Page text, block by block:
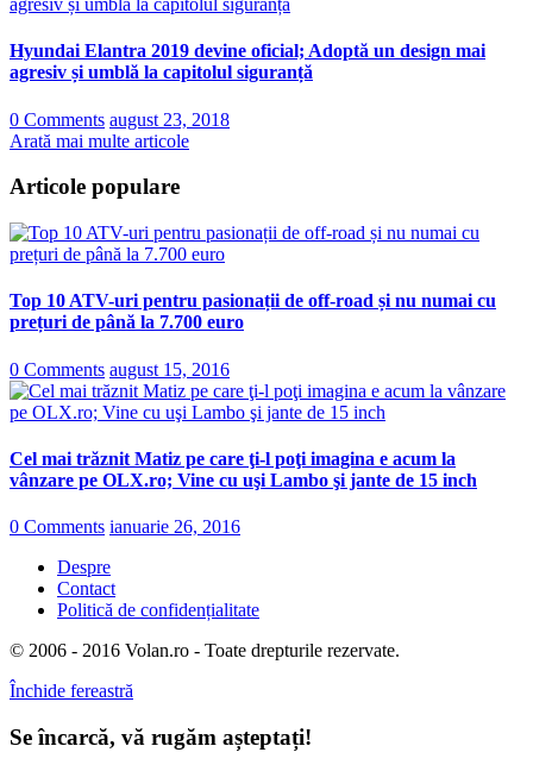
Hyundai Elantra 2019 devine oficial; Adoptă un design mai
agresiv și umblă la capitolul siguranță
0 Comments august 23, 2018
Arată mai multe articole
Articole populare
Top 10 ATV-uri pentru pasionații de off-road și nu numai cu
prețuri de până la 7.700 euro
0 Comments august 15, 2016
Cel mai trăznit Matiz pe care ţi-l poţi imagina e acum la
vânzare pe OLX.ro; Vine cu uşi Lambo şi jante de 15 inch
0 Comments ianuarie 26, 2016
Despre
Contact
Politică de confidențialitate
© 2006 - 2016 Volan.ro - Toate drepturile rezervate.
Închide fereastră
Se încarcă, vă rugăm așteptați!